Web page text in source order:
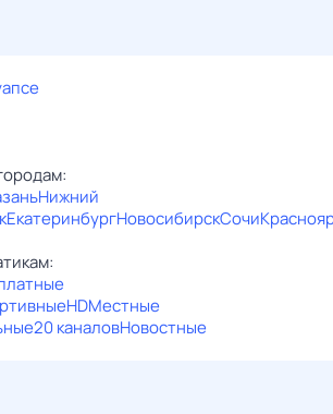
Нижний
ЕкатеринбургНовосибирскСочи
HDМестные
20 каналовНовостные